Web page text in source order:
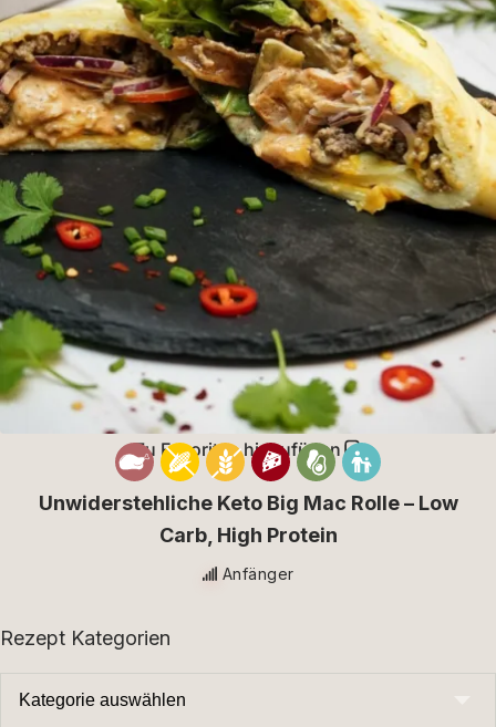
Zu Favoriten hinzufügen
Unwiderstehliche Keto Big Mac Rolle – Low
Carb, High Protein
Anfänger
Rezept Kategorien